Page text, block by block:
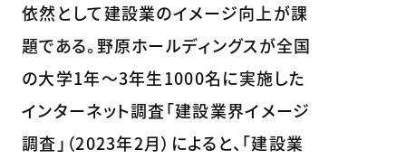
依然として建設業のイメージ向上が課
題である。野原ホールディングスが全国
の大学1年～3年生1000名に実施した
インターネット調査「建設業界イメージ
調査」（2023年2月）によると、「建設業